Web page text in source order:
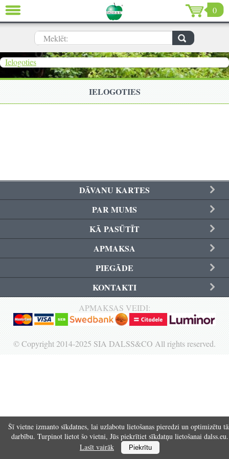
Šī vietne izmanto sīkdatnes, lai uzlabotu lietošanas pieredzi un optimizētu
darbību. Turpinot lietot šo vietni, Jūs piekrītiet sīkdatņu lietošanai dalss.eu.
Lasīt vairāk
Piekrītu
0
Meklēt:
Ielogoties
IELOGOTIES
DĀVANU KARTES
PAR MUMS
KĀ PASŪTĪT
APMAKSA
PIEGĀDE
KONTAKTI
APMAKSAS VEIDI:
© Copyright 2014-2025 SIA DALSS&CO All rights reserved.
AIZVĒRT
Dārzs (639)
Māja (198)
De Luxe (15)
Ielogoties